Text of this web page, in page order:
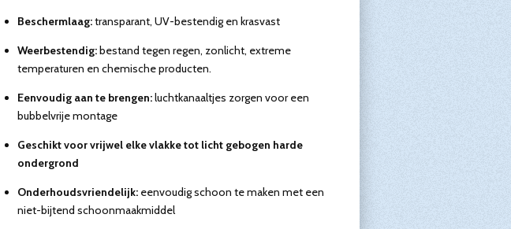
Beschermlaag:transparant, UV-bestendig en krasvast
Weerbestendig:bestand tegen regen, zonlicht, extreme
temperaturen en chemische producten.
Eenvoudig aan te brengen:luchtkanaaltjes zorgen voor een
bubbelvrije montage
Geschikt voor vrijwel elke vlakke tot licht gebogen harde
ondergrond
Onderhoudsvriendelijk: eenvoudig schoon te maken met een
niet-bijtend schoonmaakmiddel